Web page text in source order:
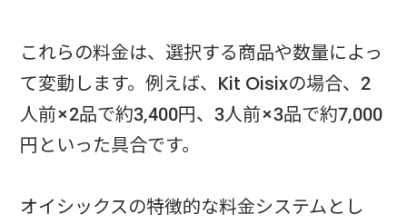
これらの料金は、選択する商品や数量によっ
て変動します。例えば、Kit Oisixの場合、2
人前×2品で約3,400円、3人前×3品で約7,000
円といった具合です。
オイシックスの特徴的な料金システムとし